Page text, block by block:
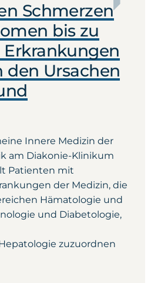
Schmerzen
bis zu
den Ursachen
Innere Medizin der
am Diakonie-Klinikum
Patienten mit
der Medizin, die
Hämatologie und
und Diabetologie,
zuzuordnen